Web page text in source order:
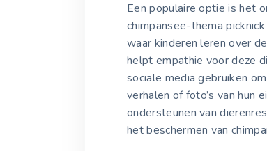
Een populaire optie is het
chimpansee-thema
waar kinderen leren over
helpt empathie voor deze
sociale media gebruiken
verhalen of foto’s van hun
ondersteunen van
het beschermen van